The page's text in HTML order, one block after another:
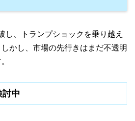
し、トランプショックを乗り越え
かし、市場の先行きはまだ不透明
討中